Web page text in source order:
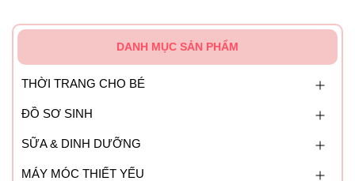
DANH MỤC SẢN PHẨM
THỜI TRANG CHO BÉ
ĐỒ SƠ SINH
SỮA & DINH DƯỠNG
MÁY MÓC THIẾT YẾU